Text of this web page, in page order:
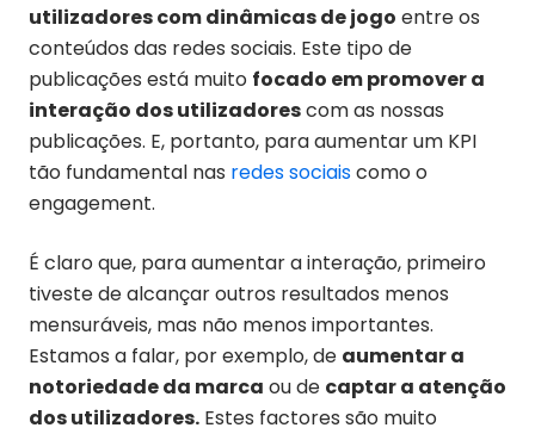
utilizadores com dinâmicas de jogo entre os
conteúdos das redes sociais. Este tipo de
publicações está muito focado em promover a
interação dos utilizadorescom as nossas
publicações. E, portanto, para aumentar um KPI
tão fundamental nas redes sociaiscomo o
engagement.
É claro que, para aumentar a interação, primeiro
tiveste de alcançar outros resultados menos
mensuráveis, mas não menos importantes.
Estamos a falar, por exemplo, de aumentar a
notoriedade da marca ou de captar a atenção
dos utilizadores. Estes factores são muito